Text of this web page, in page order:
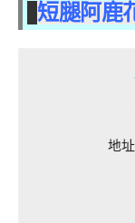
短腿阿鹿
地址